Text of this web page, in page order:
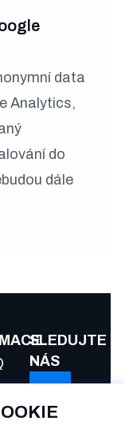
data
Analytics,
do
dále
SLEDUJTE
NÁS